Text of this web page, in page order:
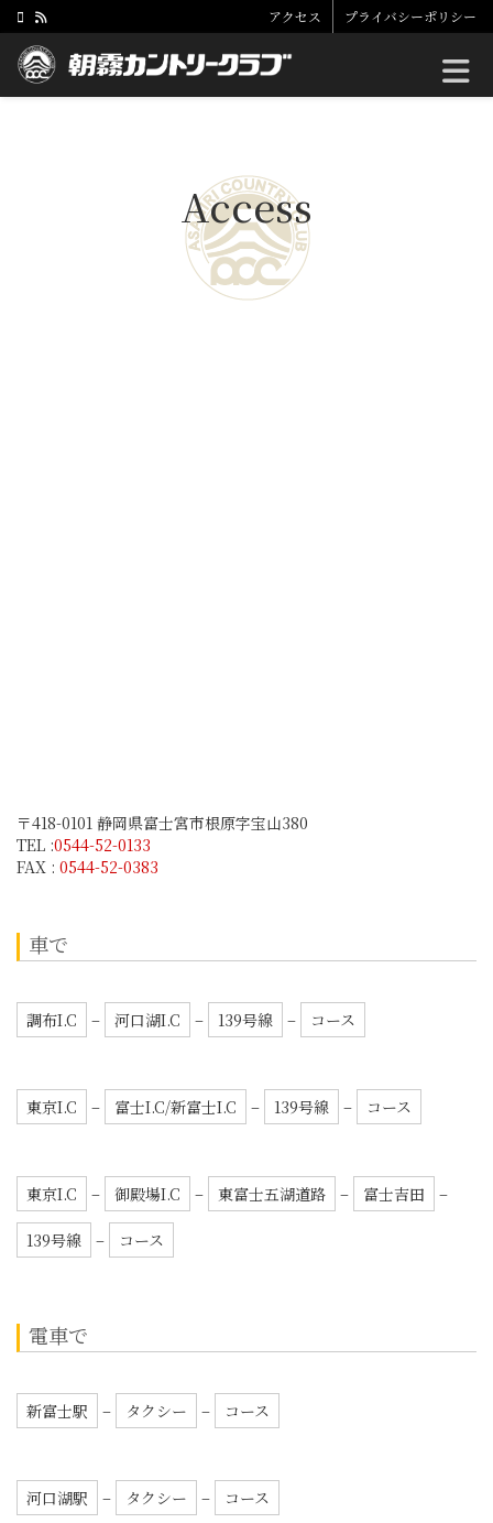
アクセス プライバシーポリシー
Access
〒418-0101 静岡県富士宮市根原字宝山380
TEL :0544-52-0133
FAX : 0544-52-0383
車で
調布I.C
– 河口湖I.C – 139号線 – コース
東京I.C
– 富士I.C/新富士I.C – 139号線 – コース
東京I.C
– 御殿場I.C – 東富士五湖道路 – 富士吉田 –
139号線 – コース
電車で
新富士駅
– タクシー – コース
河口湖駅
– タクシー – コース